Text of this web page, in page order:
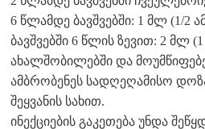
6 წლამდე ბავშვებში: 1 მლ (1/2
ბავშვებში 6 წლის ზევით: 2 მლ
ახალშობილებში და
ამბრობენეს სადღეღამისო
შეყვანის სახით.
ინექციების გაკეთება უნდა